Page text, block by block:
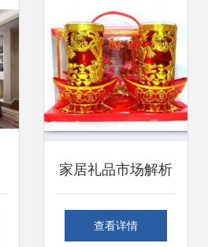
家居礼品市场解析
蜡烛与烛台的价
查看详情